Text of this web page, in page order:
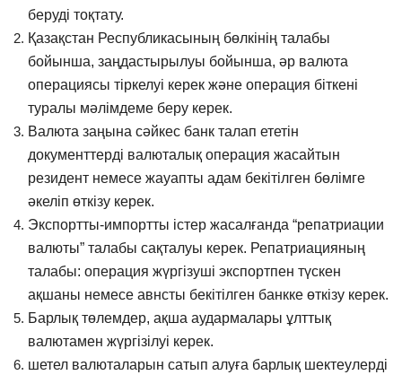
беруді тоқтату.
Қазақстан Республикасының бөлкінің талабы
бойынша, заңдастырылуы бойынша, әр валюта
операциясы тіркелуі керек және операция біткені
туралы мәлімдеме беру керек.
Валюта заңына сәйкес банк талап ететін
документтерді валюталық операция жасайтын
резидент немесе жауапты адам бекітілген бөлімге
әкеліп өткізу керек.
Экспортты-импортты істер жасалғанда “репатриации
валюты” талабы сақталуы керек. Репатриацияның
талабы: операция жүргізуші экспортпен түскен
ақшаны немесе авнсты бекітілген банкке өткізу керек.
Барлық төлемдер, ақша аудармалары ұлттық
валютамен жүргізілуі керек.
шетел валюталарын сатып алуға барлық шектеулерді